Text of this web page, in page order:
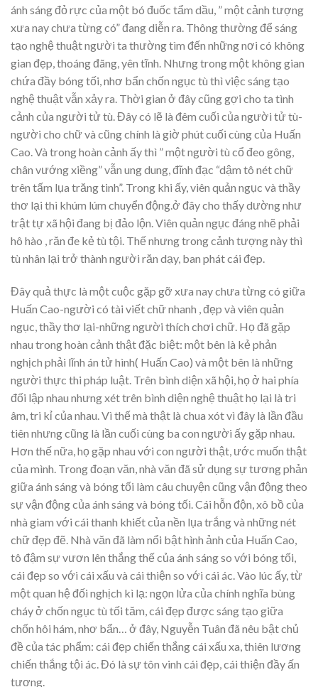
ánh sáng đỏ rực của một bó đuốc tẩm dầu, ” một cảnh tượng
xưa nay chưa từng có” đang diễn ra. Thông thường để sáng
tạo nghệ thuật người ta thường tìm đến những nơi có không
gian đẹp, thoáng đãng, yên tĩnh. Nhưng trong một không gian
chứa đầy bóng tối, nhơ bẩn chốn ngục tù thì việc sáng tạo
nghệ thuật vẫn xảy ra. Thời gian ở đây cũng gợi cho ta tình
cảnh của người tử tù. Đây có lẽ là đêm cuối của người tử tù-
người cho chữ và cũng chính là giờ phút cuối cùng của Huấn
Cao. Và trong hoàn cảnh ấy thì ” một người tù cổ đeo gông,
chân vướng xiềng” vẫn ung dung, đĩnh đạc “dậm tô nét chữ
trên tấm lụa trăng tinh”. Trong khi ấy, viên quản ngục và thầy
thơ lại thì khúm lúm chuyển động.ở đây cho thấy dường như
trật tự xã hội đang bị đảo lộn. Viên quản ngục đáng nhẽ phải
hô hào , răn đe kẻ tù tội. Thế nhưng trong cảnh tượng này thì
tù nhân lại trở thành người răn dạy, ban phát cái đẹp.
Đây quả thực là một cuộc gặp gỡ xưa nay chưa từng có giữa
Huấn Cao-người có tài viết chữ nhanh , đẹp và viên quản
ngục, thầy thơ lại-những người thích chơi chữ. Họ đã gặp
nhau trong hoàn cảnh thật đặc biệt: một bên là kẻ phản
nghịch phải lĩnh án tử hình( Huấn Cao) và một bên là những
người thực thi pháp luật. Trên bình diện xã hội, họ ở hai phía
đối lập nhau nhưng xét trên bình diện nghệ thuật họ lại là tri
âm, tri kỉ của nhau. Vì thế mà thật là chua xót vì đây là lần đầu
tiên nhưng cũng là lần cuối cùng ba con người ấy gặp nhau.
Hơn thế nữa, họ gặp nhau với con người thật, ước muốn thật
của mình. Trong đoạn văn, nhà văn đã sử dụng sự tương phản
giữa ánh sáng và bóng tối làm câu chuyện cũng vận động theo
sự vận động của ánh sáng và bóng tối. Cái hỗn độn, xô bồ của
nhà giam với cái thanh khiết của nền lụa trắng và những nét
chữ đẹp đẽ. Nhà văn đã làm nổi bật hình ảnh của Huấn Cao,
tô đậm sự vươn lên thắng thế của ánh sáng so với bóng tối,
cái đẹp so với cái xấu và cái thiện so với cái ác. Vào lúc ấy, từ
một quan hệ đối nghịch kì lạ: ngọn lửa của chính nghĩa bùng
cháy ở chốn ngục tù tối tăm, cái đẹp được sáng tạo giữa
chốn hôi hám, nhơ bẩn… ở đây, Nguyễn Tuân đã nêu bật chủ
đề của tác phẩm: cái đẹp chiến thắng cái xấu xa, thiên lương
chiến thắng tội ác. Đó là sự tôn vinh cái đẹp, cái thiện đầy ấn
tượng.